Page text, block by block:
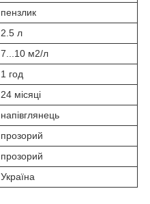
пензлик
2.5 л
7...10 м2/л
1 год
24 місяці
напівглянець
прозорий
прозорий
Україна